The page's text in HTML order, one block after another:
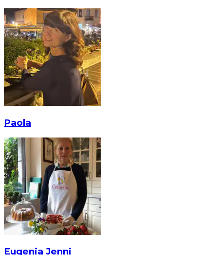
Paola
Eugenia Jenni